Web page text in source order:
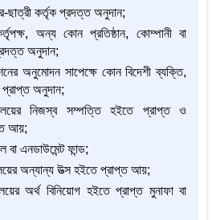
ছাত্রী কর্তৃক প্রদত্ত অনুদান;
অন্য কোন প্রতিষ্ঠান, কোম্পানী বা
অনুদান;
অনুমোদন সাপেক্ষে কোন বিদেশী ব্যক্তি,
প্রাপ্ত অনুদান;
নিজস্ব সম্পত্তি হইতে প্রাপ্ত ও
আয়;
বা এনডাউমেন্ট ফান্ড;
অন্যান্য উত্স হইতে প্রাপ্ত আয়;
অর্থ বিনিয়োগ হইতে প্রাপ্ত মুনাফা বা